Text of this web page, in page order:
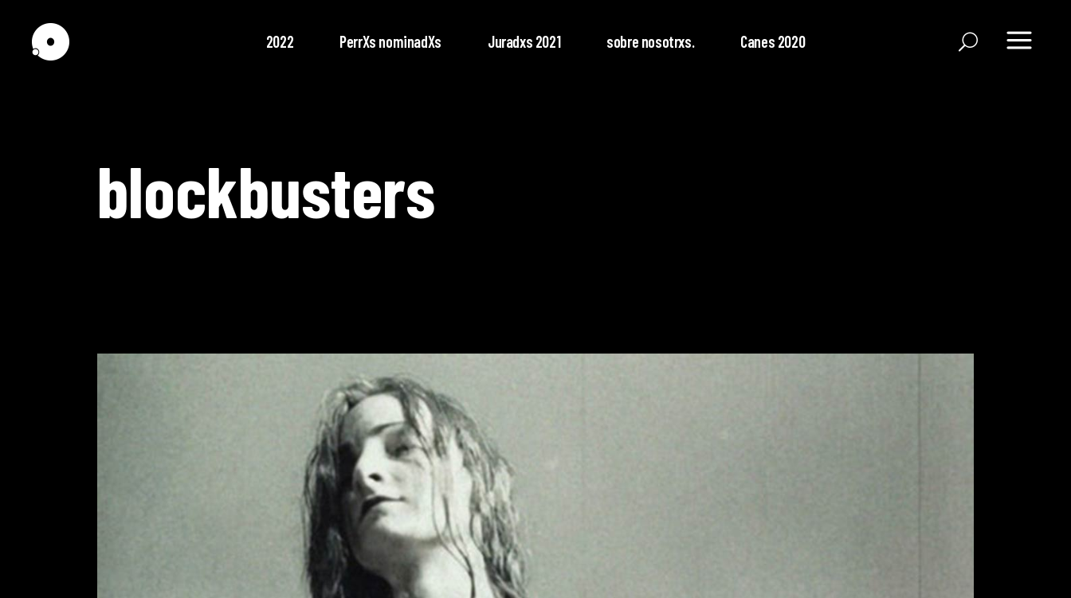
2022 PerrXs nominadXs Juradxs 2021 sobre nosotrxs. Canes 2020
blockbusters